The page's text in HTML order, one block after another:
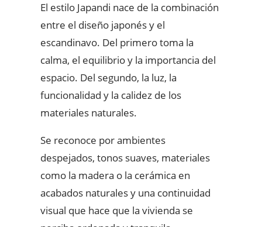
El estilo Japandi nace de la combinación
entre el diseño japonés y el
escandinavo. Del primero toma la
calma, el equilibrio y la importancia del
espacio. Del segundo, la luz, la
funcionalidad y la calidez de los
materiales naturales.
Se reconoce por ambientes
despejados, tonos suaves, materiales
como la madera o la cerámica en
acabados naturales y una continuidad
visual que hace que la vivienda se